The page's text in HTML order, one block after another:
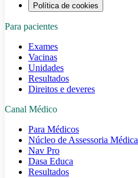
Política de cookies
Para pacientes
Exames
Vacinas
Unidades
Resultados
Direitos e deveres
Canal Médico
Para Médicos
Núcleo de Assessoria Médica
Nav Pro
Dasa Educa
Resultados